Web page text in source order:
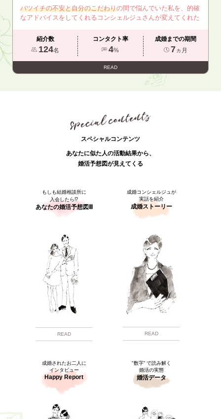
バツイチの不安と自分のこだわりの間で悩んでいた私を、的確
なアドバイスをしてくれるコンシェルジュさんが変えてくれた
紹介数
124名
コンタクト率
4%
成婚までの期間
7ヵ月
READ
スペシャルコンテンツ
あなたに似た人の活動結果から、
婚活予想図が見えてくる
もしも結婚相談所に
入会したら⁉
あなたの婚活予想図Ⅲ
READ
成婚コンシェルジュが
実話を紹介
成婚ストーリー
READ
成婚されたお二人に
インタビュー
Happy Report
"数字” で読み解く
婚活の実態
婚活データ